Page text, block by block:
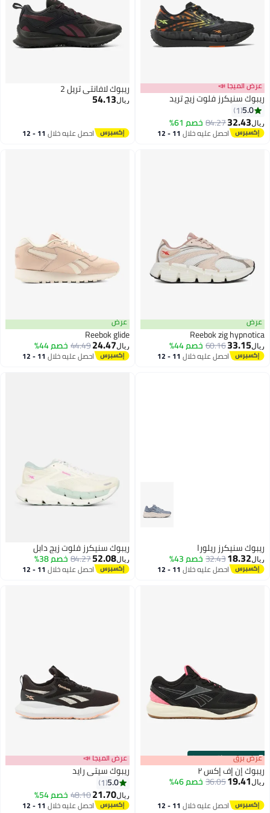
عرض الميجا 📣
ريبوك سنيكرز فلوت زيج تريد
5.0
1
ريال32.43
84.27خصم 61%
احصل عليه خلال 11 - 12
ريبوك لافانتي تريل 2
ريال54.13
احصل عليه خلال 11 - 12
عرض
Reebok zig hypnotica
ريال33.15
60.16خصم 44%
احصل عليه خلال 11 - 12
عرض
Reebok glide
ريال24.47
44.49خصم 44%
احصل عليه خلال 11 - 12
ريبوك سنيكرز ريلورا
ريال18.32
32.43خصم 43%
احصل عليه خلال 11 - 12
ريبوك سنيكرز فلوت زيج دابل
ريال52.08
84.27خصم 38%
احصل عليه خلال 11 - 12
00m:00s
·باقي 100% عرض برق
ريبوك إن إف إكس ٢
ريال 19.41
36.05خصم 46%
احصل عليه خلال 11 - 12
عرض الميجا 📣
ريبوك سيتي رايد
5.0
1
ريال21.70
48.10خصم 54%
احصل عليه خلال 11 - 12